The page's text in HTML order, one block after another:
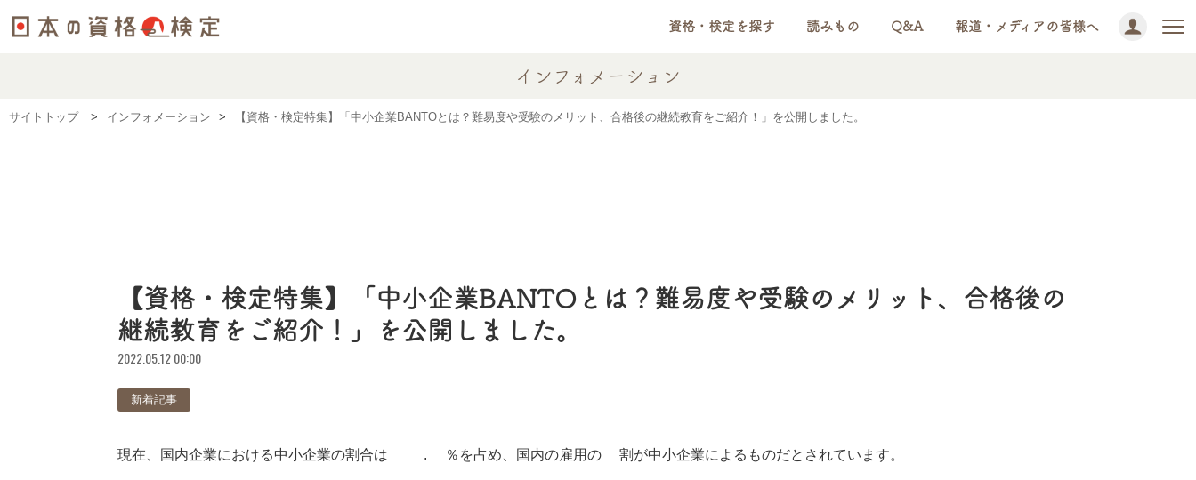
資格・検定を探す 読みもの Q&A 報道・メディアの皆様へ
インフォメーション
サイトトップ インフォメーション 【資格・検定特集】「中小企業BANTOとは？難易度や受験のメリット、合格後の継続教育をご紹介！」を公開しました。
【資格・検定特集】「中小企業BANTOとは？難易度や受験のメリット、合格後の
継続教育をご紹介！」を公開しました。
2022.05.12 00:00
新着記事
現在、国内企業における中小企業の割合は99.7％を占め、国内の雇用の7割が中小企業によるものだとされています。